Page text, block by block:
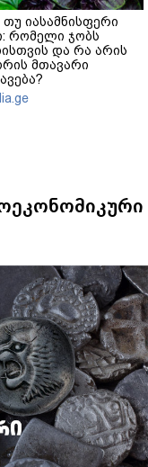
თუ იასამნისფერი
რომელი ჯობს
და რა არის
მთავარი